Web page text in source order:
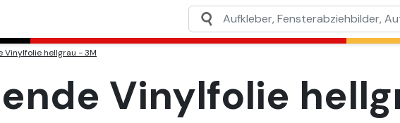
Vinylfolie hellgrau - 3M
Vinylfolie